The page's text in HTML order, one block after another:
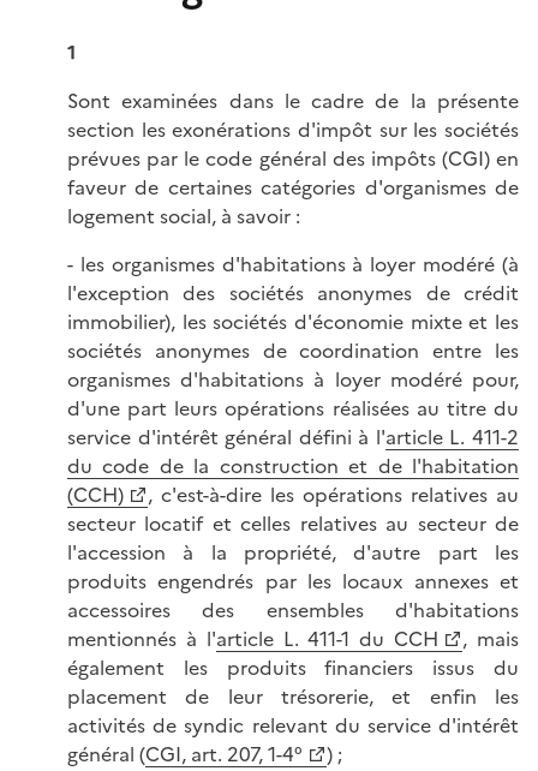
1
Sont examinées dans le cadre de la présente
section les exonérations d'impôt sur les sociétés
prévues par le code général des impôts (CGI) en
faveur de certaines catégories d'organismes de
logement social, à savoir :
- les organismes d'habitations à loyer modéré (à
l'exception des sociétés anonymes de crédit
immobilier), les sociétés d'économie mixte et les
sociétés anonymes de coordination entre les
organismes d'habitations à loyer modéré pour,
d'une part leurs opérations réalisées au titre du
service d'intérêt général défini à l'article L. 411-2
du code de la construction et de l'habitation
(CCH)
, c'est-à-dire les opérations relatives au
secteur locatif et celles relatives au secteur de
l'accession à la propriété, d'autre part les
produits engendrés par les locaux annexes et
accessoires des ensembles d'habitations
mentionnés à l'article L. 411-1 du CCH
, mais
également les produits financiers issus du
placement de leur trésorerie, et enfin les
activités de syndic relevant du service d'intérêt
général (CGI, art. 207, 1-4°
) ;